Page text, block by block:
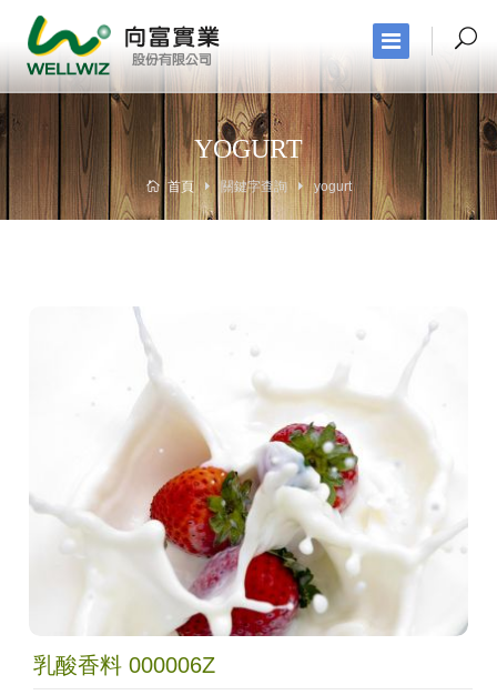
YOGURT
首頁 關鍵字查詢 yogurt
乳酸香料 000006Z